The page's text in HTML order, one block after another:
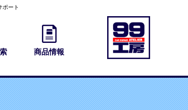
ポート
商品情報